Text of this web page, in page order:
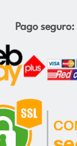
Pago seguro: